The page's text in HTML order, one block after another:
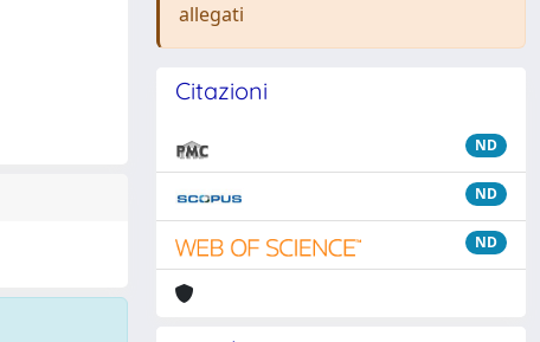
allegati
Citazioni
ND
ND
ND